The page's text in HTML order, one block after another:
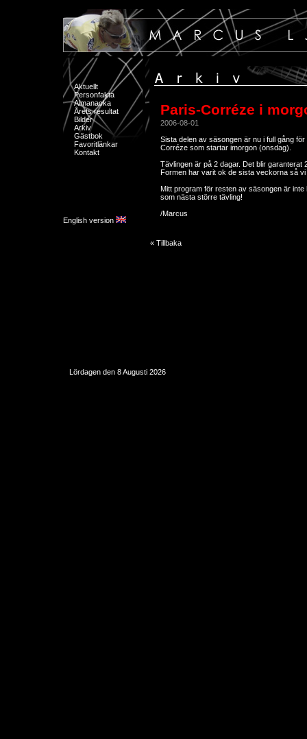
Aktuellt
Personfakta
Almanacka
Årets resultat
Bilder
Arkiv
Gästbok
Favoritlänkar
Kontakt
English version
Paris-Corréze i
2006-08-01
Sista delen av säsongen är nu i full gång
Corréze som startar imorgon (onsdag).
Tävlingen är på 2 dagar. Det blir garanterat
Formen har varit ok de sista veckorna så
Mitt program för resten av säsongen är
som nästa större tävling!
/Marcus
« Tillbaka
Lördagen den 8 Augusti 2026